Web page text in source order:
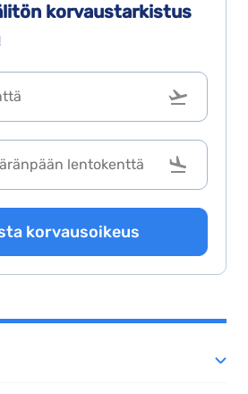
korvaustarkistus
korvausoikeus